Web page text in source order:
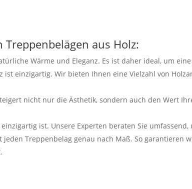
Treppenbelägen aus Holz:
Wärme und Eleganz. Es ist daher ideal, um
ist einzigartig. Wir bieten Ihnen eine Vielzahl von
nicht nur die Ästhetik, sondern auch den Wert
ist. Unsere Experten beraten Sie
Treppenbelag genau nach Maß. So garantieren